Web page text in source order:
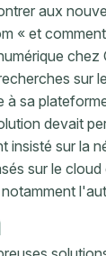
aux
« et
chez
sur
à sa
devait
insisté sur la
sur le